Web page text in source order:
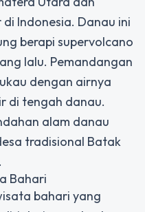
Indonesia. Danau ini
berapi supervolcano
lalu. Pemandangan
dengan airnya
di tengah danau.
alam danau
tradisional Batak
Bahari
bahari yang